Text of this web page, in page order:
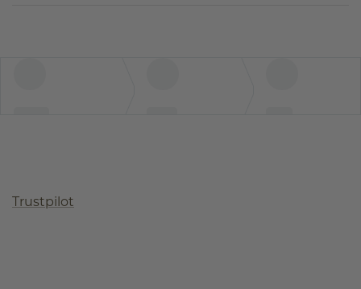
Trustpilot